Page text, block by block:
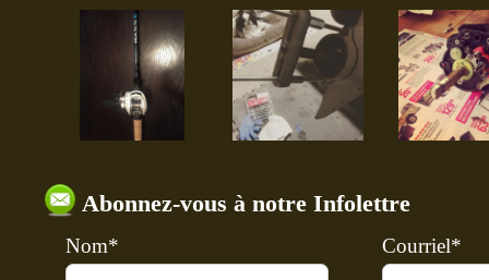
Abonnez-vous à notre Infolettre
Nom* Courriel*